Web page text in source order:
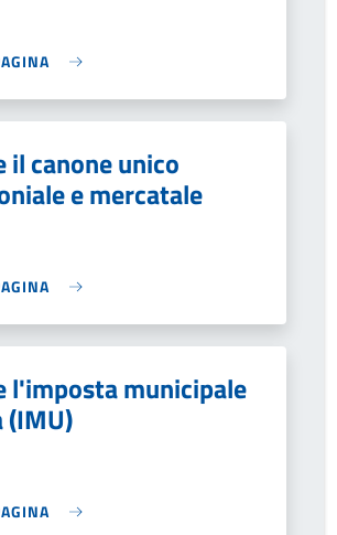
il canone unico
e mercatale
l'imposta municipale
(IMU)